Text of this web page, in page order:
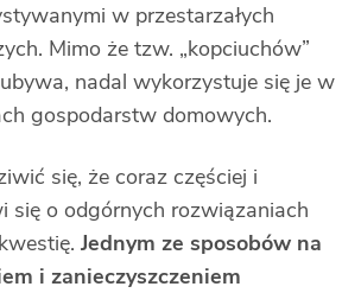
w przestarzałych
Mimo że tzw. „kopciuchów”
nadal wykorzystuje się je w
gospodarstw domowych.
się, że coraz częściej i
się o odgórnych rozwiązaniach
Jednym ze sposobów na
i zanieczyszczeniem